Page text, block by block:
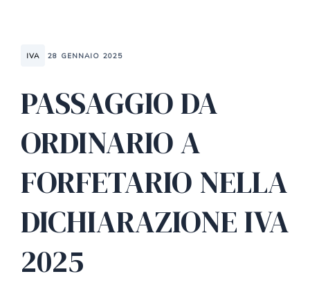
IVA 28 GENNAIO 2025
PASSAGGIO DA
ORDINARIO A
FORFETARIO NELLA
DICHIARAZIONE IVA
2025